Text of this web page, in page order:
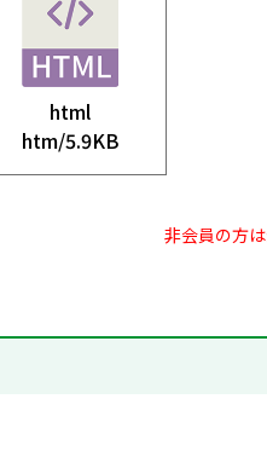
html
htm/5.9KB
非会員の方